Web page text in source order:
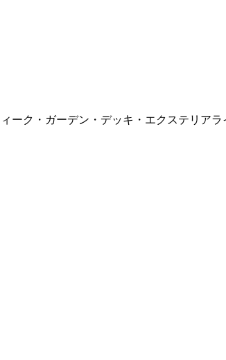
ーク・ガーデン・デッキ・エクステリア